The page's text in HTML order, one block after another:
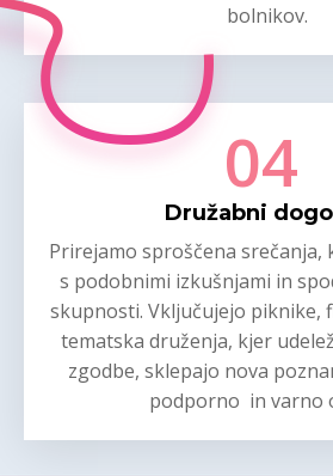
bolnikov.
04
Družabni
Prirejamo sproščena srečanja,
s podobnimi izkušnjami in
skupnosti. Vključujejo piknike,
tematska druženja, kjer
zgodbe, sklepajo nova
podporno in varno